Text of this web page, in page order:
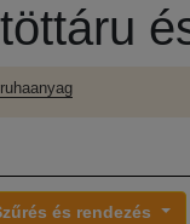
és rendezés